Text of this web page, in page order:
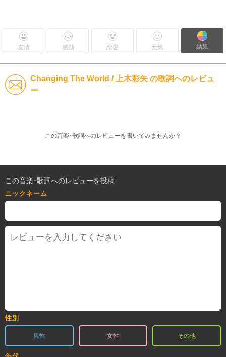
友情 感動 恋愛 元気 結果
Changing The World / 上木彩矢 の歌詞へのレビュ
ー
この音楽･歌詞へのレビューを書いてみませんか？
この音楽･歌詞へのレビューを投稿
ニックネーム
性別
男性 女性 その他